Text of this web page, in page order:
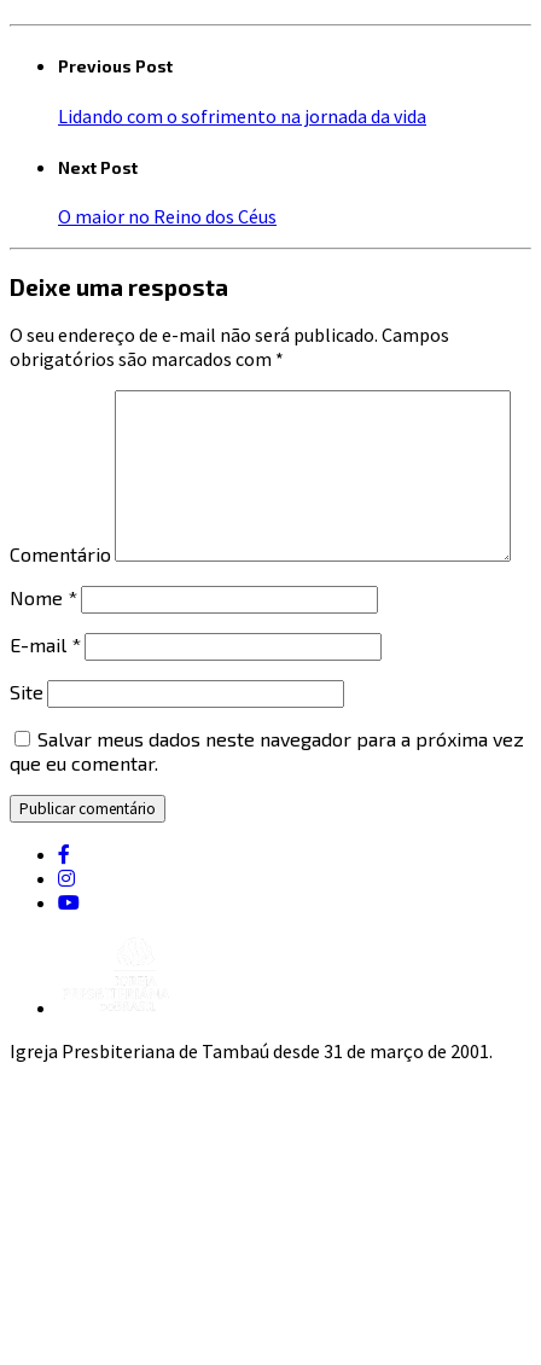
Previous Post
Lidando com o sofrimento na jornada da vida
Next Post
O maior no Reino dos Céus
Deixe uma resposta
O seu endereço de e-mail não será publicado. Campos
obrigatórios são marcados com *
Comentário
Nome *
E-mail *
Site
Salvar meus dados neste navegador para a próxima vez
que eu comentar.
Igreja Presbiteriana de Tambaú desde 31 de março de 2001.